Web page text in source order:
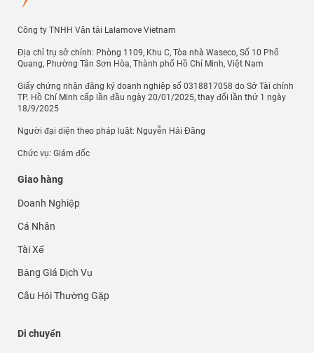
Công ty TNHH Vận tải Lalamove Vietnam
Địa chỉ trụ sở chính: Phòng 1109, Khu C, Tòa nhà Waseco, Số 10 Phổ
Quang, Phường Tân Sơn Hòa, Thành phố Hồ Chí Minh, Việt Nam
Giấy chứng nhận đăng ký doanh nghiệp số 0318817058 do Sở Tài chính
TP. Hồ Chí Minh cấp lần đầu ngày 20/01/2025, thay đổi lần thứ 1 ngày
18/9/2025
Người đại diện theo pháp luật: Nguyễn Hải Đăng
Chức vụ: Giám đốc
Giao hàng
Doanh Nghiệp
Cá Nhân
Tài Xế
Bảng Giá Dịch Vụ
Câu Hỏi Thường Gặp
Di chuyển